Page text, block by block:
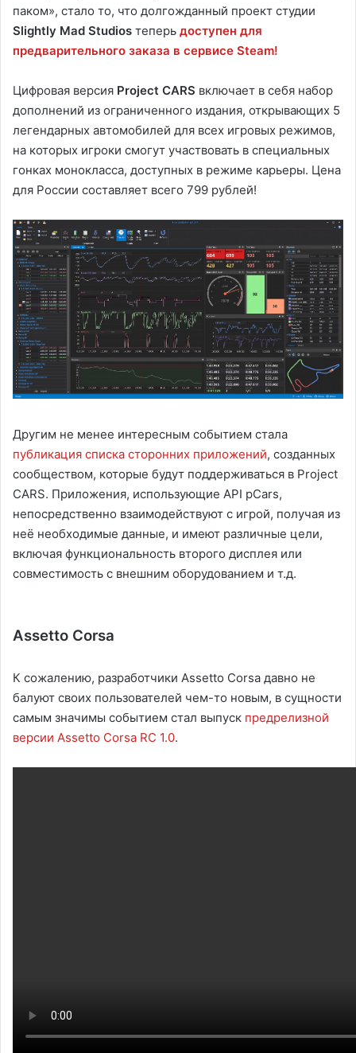
паком», стало то, что долгожданный проект студии
Slightly Mad Studios теперь доступен для
предварительного заказа в сервисе Steam!
Цифровая версия Project CARS включает в себя набор
дополнений из ограниченного издания, открывающих 5
легендарных автомобилей для всех игровых режимов,
на которых игроки смогут участвовать в специальных
гонках монокласса, доступных в режиме карьеры. Цена
для России составляет всего 799 рублей!
Другим не менее интересным событием стала
публикация списка сторонних приложений, созданных
сообществом, которые будут поддерживаться в Project
CARS. Приложения, использующие API pCars,
непосредственно взаимодействуют с игрой, получая из
неё необходимые данные, и имеют различные цели,
включая функциональность второго дисплея или
совместимость с внешним оборудованием и т.д.
Assetto Corsa
К сожалению, разработчики Assetto Corsa давно не
балуют своих пользователей чем-то новым, в сущности
самым значимы событием стал выпуск предрелизной
версии Assetto Corsa RC 1.0.